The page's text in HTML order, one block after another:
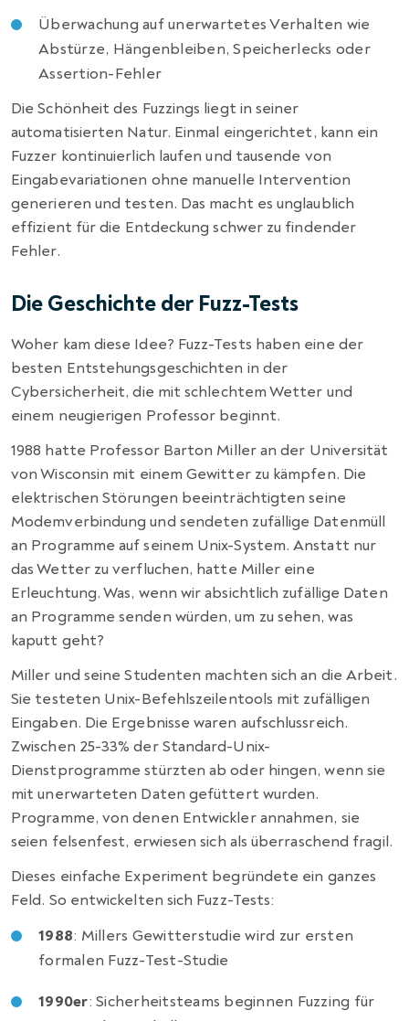
Überwachung auf unerwartetes Verhalten wie
Abstürze, Hängenbleiben, Speicherlecks oder
Assertion-Fehler
Die Schönheit des Fuzzings liegt in seiner
automatisierten Natur. Einmal eingerichtet, kann ein
Fuzzer kontinuierlich laufen und tausende von
Eingabevariationen ohne manuelle Intervention
generieren und testen. Das macht es unglaublich
effizient für die Entdeckung schwer zu findender
Fehler.
Die Geschichte der Fuzz-Tests
Woher kam diese Idee? Fuzz-Tests haben eine der
besten Entstehungsgeschichten in der
Cybersicherheit, die mit schlechtem Wetter und
einem neugierigen Professor beginnt.
1988 hatte Professor Barton Miller an der Universität
von Wisconsin mit einem Gewitter zu kämpfen. Die
elektrischen Störungen beeinträchtigten seine
Modemverbindung und sendeten zufällige Datenmüll
an Programme auf seinem Unix-System. Anstatt nur
das Wetter zu verfluchen, hatte Miller eine
Erleuchtung. Was, wenn wir absichtlich zufällige Daten
an Programme senden würden, um zu sehen, was
kaputt geht?
Miller und seine Studenten machten sich an die Arbeit.
Sie testeten Unix-Befehlszeilentools mit zufälligen
Eingaben. Die Ergebnisse waren aufschlussreich.
Zwischen 25-33% der Standard-Unix-
Dienstprogramme stürzten ab oder hingen, wenn sie
mit unerwarteten Daten gefüttert wurden.
Programme, von denen Entwickler annahmen, sie
seien felsenfest, erwiesen sich als überraschend fragil.
Dieses einfache Experiment begründete ein ganzes
Feld. So entwickelten sich Fuzz-Tests:
1988: Millers Gewitterstudie wird zur ersten
formalen Fuzz-Test-Studie
1990er: Sicherheitsteams beginnen Fuzzing für